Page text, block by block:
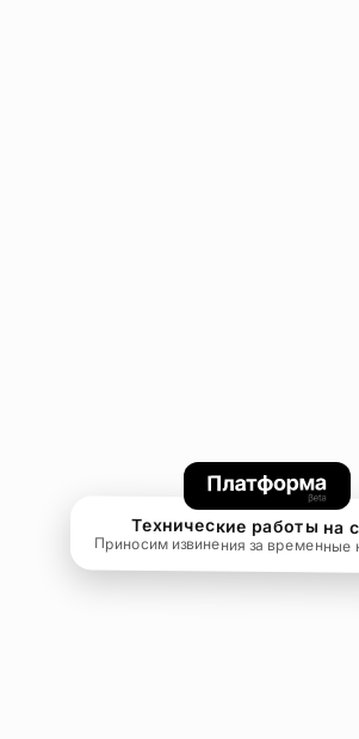
Технические работы на
Приносим извинения за временные